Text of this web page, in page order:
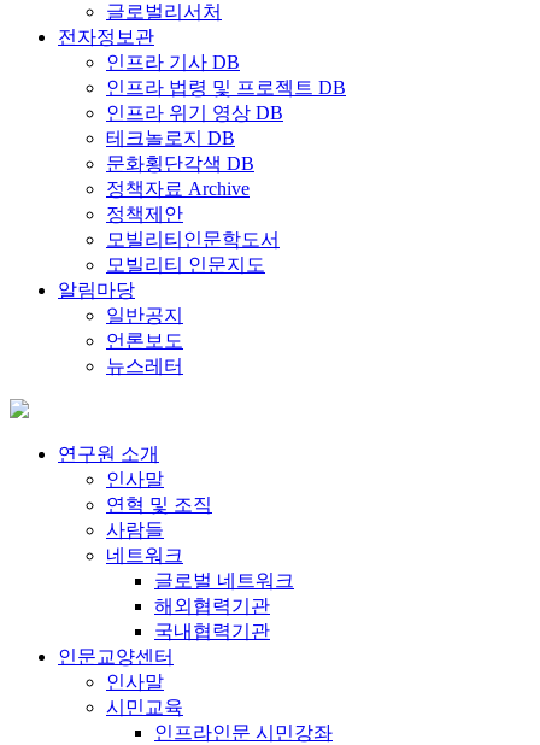
글로벌리서처
전자정보관
인프라 기사 DB
인프라 법령 및 프로젝트 DB
인프라 위기 영상 DB
테크놀로지 DB
문화횡단각색 DB
정책자료 Archive
정책제안
모빌리티인문학도서
모빌리티 인문지도
알림마당
일반공지
언론보도
뉴스레터
연구원 소개
인사말
연혁 및 조직
사람들
네트워크
글로벌 네트워크
해외협력기관
국내협력기관
인문교양센터
인사말
시민교육
인프라인문 시민강좌